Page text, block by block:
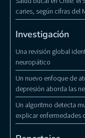
caries, según cifras del
Investigación
Una revisión global
neuropático
Un nuevo enfoque de
depresión aborda las
Un algoritmo detecta
explicar enfermedades